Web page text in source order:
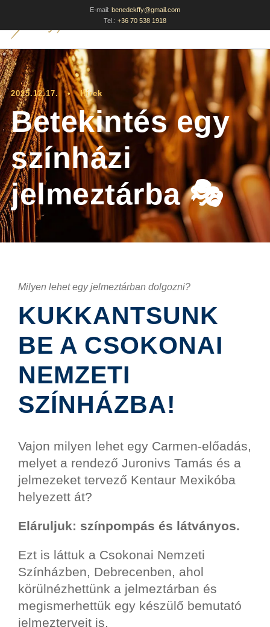
E-mail: benedekffy@gmail.com
Tel.: +36 70 538 1918
2025.12.17. • Hírek
Betekintés egy
színházi
jelmeztárba 🎭
Milyen lehet egy jelmeztárban dolgozni?
KUKKANTSUNK
BE A CSOKONAI
NEMZETI
SZÍNHÁZBA!
Vajon milyen lehet egy Carmen-előadás,
melyet a rendező Juronivs Tamás és a
jelmezeket tervező Kentaur Mexikóba
helyezett át?
Eláruljuk: színpompás és látványos.
Ezt is láttuk a Csokonai Nemzeti
Színházben, Debrecenben, ahol
körülnézhettünk a jelmeztárban és
megismerhettük egy készülő bemutató
jelmezterveit is.